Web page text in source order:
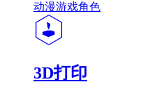
动漫游戏角色
3D打印